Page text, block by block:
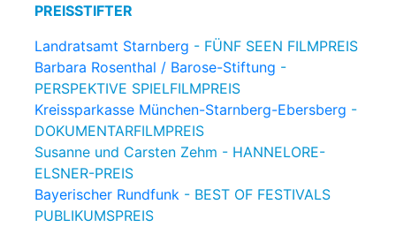
PREISSTIFTER
Landratsamt Starnberg - FÜNF SEEN FILMPREIS
Barbara Rosenthal / Barose-Stiftung -
PERSPEKTIVE SPIELFILMPREIS
Kreissparkasse München-Starnberg-Ebersberg -
DOKUMENTARFILMPREIS
Susanne und Carsten Zehm - HANNELORE-
ELSNER-PREIS
Bayerischer Rundfunk - BEST OF FESTIVALS
PUBLIKUMSPREIS